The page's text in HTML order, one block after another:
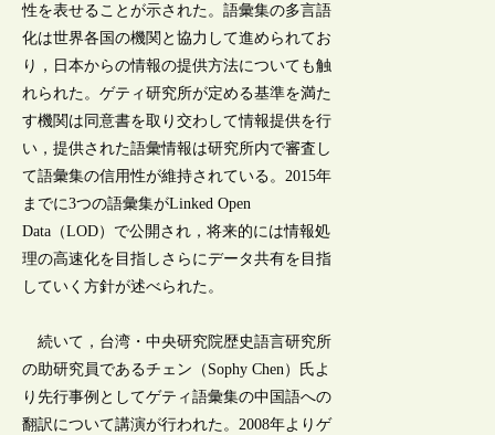
性を表せることが示された。語彙集の多言語
化は世界各国の機関と協力して進められてお
り，日本からの情報の提供方法についても触
れられた。ゲティ研究所が定める基準を満た
す機関は同意書を取り交わして情報提供を行
い，提供された語彙情報は研究所内で審査し
て語彙集の信用性が維持されている。2015年
までに3つの語彙集がLinked Open
Data（LOD）で公開され，将来的には情報処
理の高速化を目指しさらにデータ共有を目指
していく方針が述べられた。
続いて，台湾・中央研究院歴史語言研究所
の助研究員であるチェン（Sophy Chen）氏よ
り先行事例としてゲティ語彙集の中国語への
翻訳について講演が行われた。2008年よりゲ